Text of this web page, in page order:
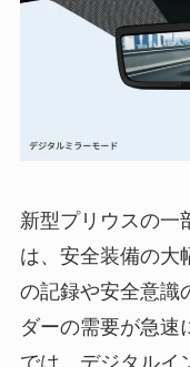
新型プリウスの一
は、安全装備の大
の記録や安全意識
ダーの需要が急速
では、デジタルイ